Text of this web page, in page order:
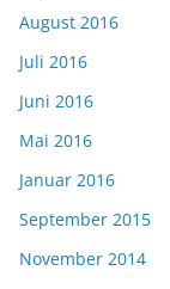
August 2016
Juli 2016
Juni 2016
Mai 2016
Januar 2016
September 2015
November 2014